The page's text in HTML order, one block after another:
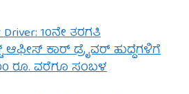
Driver: 10ನೇ ತರಗತಿ
ಕಾರ್ ಡ್ರೈವರ್ ಹುದ್ದೆಗಳಿಗೆ
ರೂ. ವರೆಗೂ ಸಂಬಳ